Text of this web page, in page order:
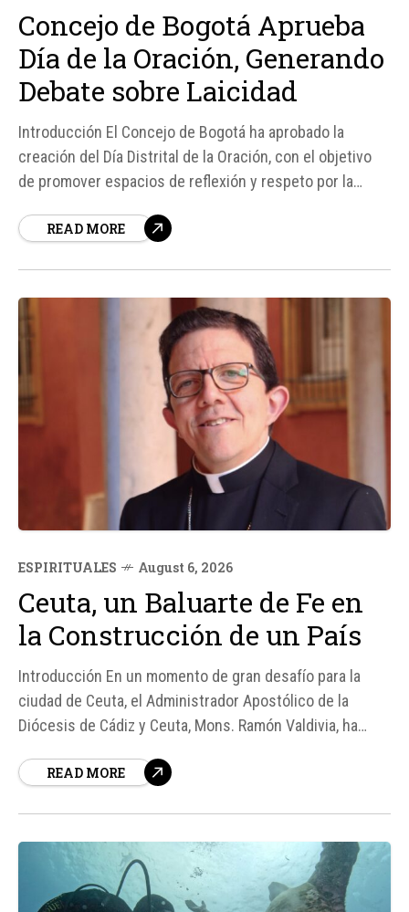
Concejo de Bogotá Aprueba
Día de la Oración, Generando
Debate sobre Laicidad
Introducción El Concejo de Bogotá ha aprobado la
creación del Día Distrital de la Oración, con el objetivo
de promover espacios de reflexión y respeto por la
decisión ha generado un debate entre los defensores
READ MORE
ESPIRITUALES August 6, 2026
Ceuta, un Baluarte de Fe en
la Construcción de un País
Introducción En un momento de gran desafío para la
ciudad de Ceuta, el Administrador Apostólico de la
Diócesis de Cádiz y Ceuta, Mons. Ramón Valdivia, ha
invasión a nado de la frontera del Tarajal por parte de
READ MORE